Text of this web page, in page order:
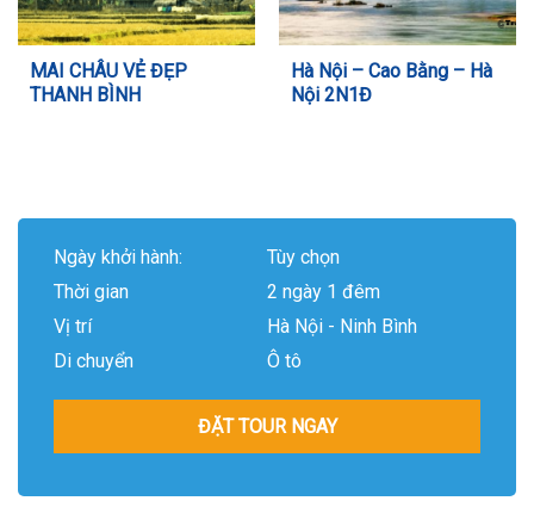
MAI CHÂU VẺ ĐẸP
THANH BÌNH
Hà Nội – Cao Bằng – Hà
Nội 2N1Đ
Ngày khởi hành:
Tùy chọn
Thời gian
2 ngày 1 đêm
Vị trí
Hà Nội - Ninh Bình
Di chuyển
Ô tô
ĐẶT TOUR NGAY